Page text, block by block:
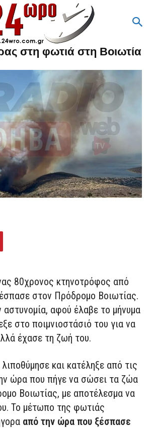
στη φωτιά στη Βοιωτία
80χρονος κτηνοτρόφος από
στον Πρόδρομο Βοιωτίας.
αφού έλαβε το μήνυμα
στο ποιμνιοστάσιό του για να
έχασε τη ζωή του.
και κατέληξε από τις
ώρα που πήγε να σώσει τα ζώα
Βοιωτίας, με αποτέλεσμα να
Το μέτωπο της φωτιάς
από την ώρα που ξέσπασε